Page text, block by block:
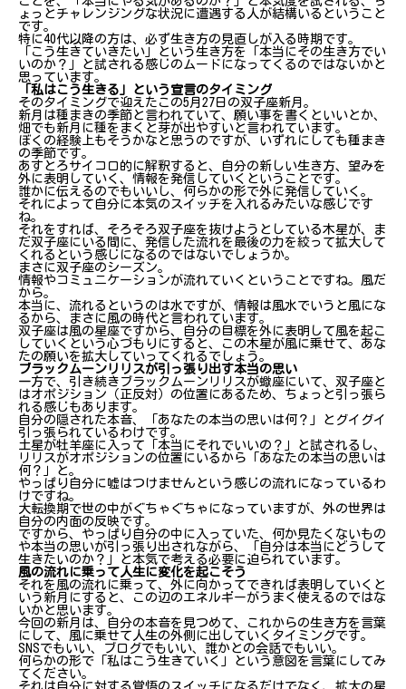
ょっとチャレンジングな状況に遭遇する人が結構いるということ
です。
特に40代以降の方は、必ず生き方の見直しが入る時期です。
「こう生きていきたい」という生き方を「本当にその生き方でい
いのか？」と試される感じのムードになってくるのではないかと
思っています。
「私はこう生きる」という宣言のタイミング
そのタイミングで迎えたこの5月27日の双子座新月。
新月は種まきの季節と言われていて、願い事を書くといいとか、
畑でも新月に種をまくと芽が出やすいと言われています。
ぼくの経験上もそうかなと思うのですが、いずれにしても種まき
の季節です。
あすとろサイコロ的に解釈すると、自分の新しい生き方、望みを
外に表明していく、情報を発信していくということです。
誰かに伝えるのでもいいし、何らかの形で外に発信していく。
それによって自分に本気のスイッチを入れるみたいな感じです
ね。
それをすれば、そろそろ双子座を抜けようとしている木星が、ま
だ双子座にいる間に、発信した流れを最後の力を絞って拡大して
くれるという感じになるのではないでしょうか。
まさに双子座のシーズン。
情報やコミュニケーションが流れていくということですね。風だ
から。
本当に、流れるというのは水ですが、情報は風水でいうと風にな
るから、まさに風の時代と言われています。
双子座は風の星座ですから、自分の目標を外に表明して風を起こ
していくという心づもりにすると、この木星が風に乗せて、あな
たの願いを拡大していってくれるでしょう。
ブラックムーンリリスが引っ張り出す本当の思い
一方で、引き続きブラックムーンリリスが蠍座にいて、双子座と
はオポジション（正反対）の位置にあるため、ちょっと引っ張ら
れる感じもあります。
自分の隠された本音、「あなたの本当の思いは何？」とグイグイ
引っ張られているわけです。
土星が牡羊座に入って「本当にそれでいいの？」と試されるし、
リリスがオポジションの位置にいるから「あなたの本当の思いは
何？」と。
やっぱり自分に嘘はつけませんという感じの流れになっているわ
けですね。
大転換期で世の中がぐちゃぐちゃになっていますが、外の世界は
自分の内面の反映です。
ですから、やっぱり自分の中に入っていた、何か見たくないもの
や本当の思いが引っ張り出されながら、「自分は本当にどうして
生きたいのか？」と本気で考える必要に迫られています。
風の流れに乗って人生に変化を起こそう
それを風の流れに乗って、外に向かってできれば表明していくと
いう新月にすると、この辺のエネルギーがうまく使えるのではな
いかと思います。
今回の新月は、自分の本音を見つめて、これからの生き方を言葉
にして、風に乗せて人生の外側に出していくタイミングです。
SNSでもいい、ブログでもいい、誰かとの会話でもいい。
何らかの形で「私はこう生きていく」という意図を言葉にしてみ
てください。
それは自分に対する覚悟のスイッチになるだけでなく、拡大の星